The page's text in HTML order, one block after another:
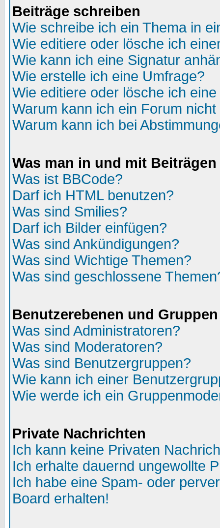
Beiträge schreiben
Wie schreibe ich ein Thema in
Wie editiere oder lösche ich
Wie kann ich eine Signatur
Wie erstelle ich eine Umfrage?
Wie editiere oder lösche ich
Warum kann ich ein Forum
Warum kann ich bei
Was man in und mit
Was ist BBCode?
Darf ich HTML benutzen?
Was sind Smilies?
Darf ich Bilder einfügen?
Was sind Ankündigungen?
Was sind Wichtige Themen?
Was sind geschlossene
Benutzerebenen und Gruppen
Was sind Administratoren?
Was sind Moderatoren?
Was sind Benutzergruppen?
Wie kann ich einer
Wie werde ich ein
Private Nachrichten
Ich kann keine Privaten
Ich erhalte dauernd ungewollte
Ich habe eine Spam- oder
Board erhalten!